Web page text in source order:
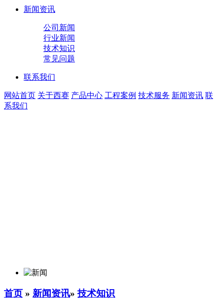
新闻资讯
公司新闻
行业新闻
技术知识
常见问题
联系我们
网站首页 关于西赛 产品中心 工程案例 技术服务 新闻资讯 联
系我们
首页 » 新闻资讯»技术知识